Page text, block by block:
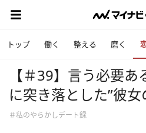
トップ 働く 整える 磨く
【＃39】言う必要
に突き落とした”彼
＃私のやらかしデート録